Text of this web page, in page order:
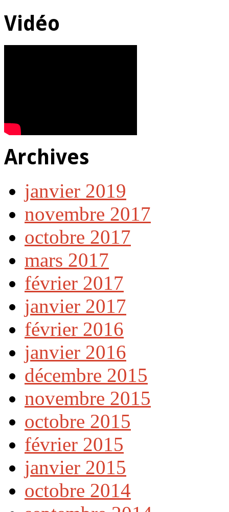
Vidéo
Archives
janvier 2019
novembre 2017
octobre 2017
mars 2017
février 2017
janvier 2017
février 2016
janvier 2016
décembre 2015
novembre 2015
octobre 2015
février 2015
janvier 2015
octobre 2014